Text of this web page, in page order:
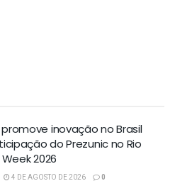
inovação no Brasil
do Prezunic no Rio
2026
4 DE AGOSTO DE 2026 0